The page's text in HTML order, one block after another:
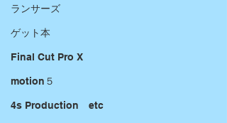
ランサーズ
ゲット本
Final Cut Pro X
motion５
4s Production etc